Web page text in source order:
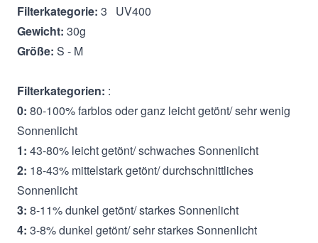
Filterkategorie: 3 UV400
Gewicht: 30g
Größe: S - M
Filterkategorien: :
0: 80-100% farblos oder ganz leicht getönt/ sehr wenig
Sonnenlicht
1: 43-80% leicht getönt/ schwaches Sonnenlicht
2: 18-43% mittelstark getönt/ durchschnittliches
Sonnenlicht
3: 8-11% dunkel getönt/ starkes Sonnenlicht
4: 3-8% dunkel getönt/ sehr starkes Sonnenlicht